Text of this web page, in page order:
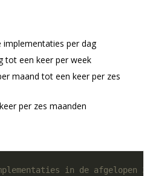
implementaties per dag
tot een keer per week
maand tot een keer per zes
per zes maanden
in de afgelopen 30